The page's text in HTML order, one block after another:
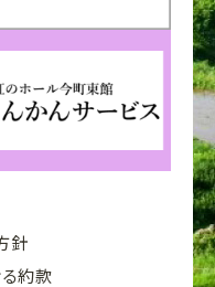
針
約款